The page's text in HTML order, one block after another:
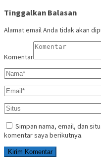
Tinggalkan Balasan
Alamat email Anda tidak akan
Komentar
Simpan nama, email, dan
komentar saya berikutnya.